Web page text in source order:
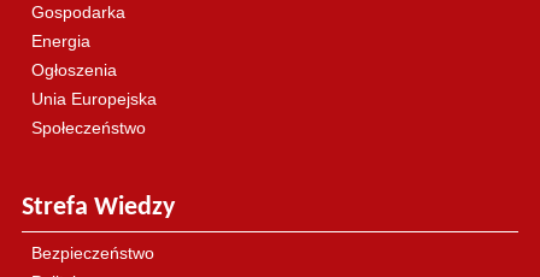
Gospodarka
Energia
Ogłoszenia
Unia Europejska
Społeczeństwo
Strefa Wiedzy
Bezpieczeństwo